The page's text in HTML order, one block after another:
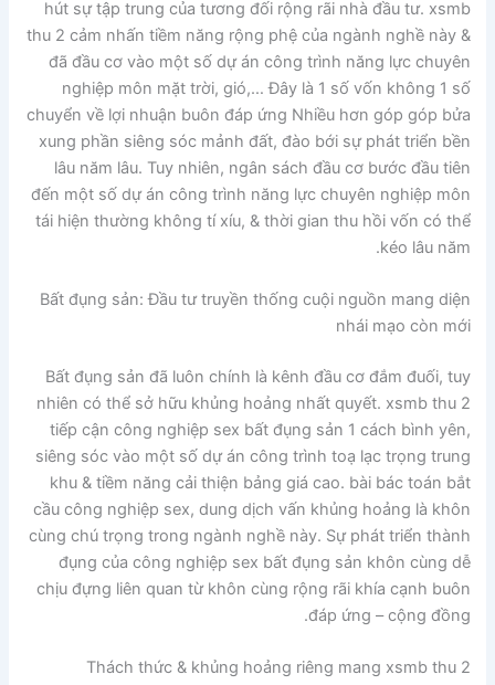
hút sự tập trung của tương đối rộng rãi nhà đầu tư. xsmb
thu 2 cảm nhấn tiềm năng rộng phệ của ngành nghề này &
đã đầu cơ vào một số dự án công trình năng lực chuyên
nghiệp môn mặt trời, gió,… Đây là 1 số vốn không 1 số
chuyển về lợi nhuận buôn đáp ứng Nhiều hơn góp góp bửa
xung phần siêng sóc mảnh đất, đào bới sự phát triển bền
lâu năm lâu. Tuy nhiên, ngân sách đầu cơ bước đầu tiên
đến một số dự án công trình năng lực chuyên nghiệp môn
tái hiện thường không tí xíu, & thời gian thu hồi vốn có thể
kéo lâu năm.
Bất đụng sản: Đầu tư truyền thống cuội nguồn mang diện
nhái mạo còn mới
Bất đụng sản đã luôn chính là kênh đầu cơ đắm đuối, tuy
nhiên có thể sở hữu khủng hoảng nhất quyết. xsmb thu 2
tiếp cận công nghiệp sex bất đụng sản 1 cách bình yên,
siêng sóc vào một số dự án công trình toạ lạc trọng trung
khu & tiềm năng cải thiện bảng giá cao. bài bác toán bắt
cầu công nghiệp sex, dung dịch vấn khủng hoảng là khôn
cùng chú trọng trong ngành nghề này. Sự phát triển thành
đụng của công nghiệp sex bất đụng sản khôn cùng dễ
chịu đựng liên quan từ khôn cùng rộng rãi khía cạnh buôn
đáp ứng – cộng đồng.
Thách thức & khủng hoảng riêng mang xsmb thu 2